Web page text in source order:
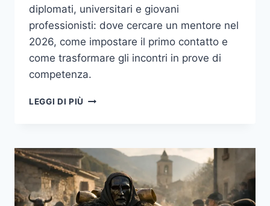
diplomati, universitari e giovani
professionisti: dove cercare un mentore nel
2026, come impostare il primo contatto e
come trasformare gli incontri in prove di
competenza.
LEGGI DI PIÙ MENTORING
2026:
GUIDA
PRATICA
PER
TROVARE